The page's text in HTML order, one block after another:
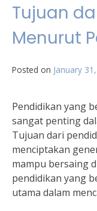
Tujuan
Menurut
Posted on January
Pendidikan yang
sangat penting
Tujuan dari
menciptakan
mampu bersaing
pendidikan yang
utama dalam